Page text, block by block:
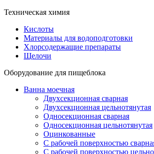
Техническая химия
Кислоты
Материалы для водоподготовки
Хлорсодержащие препараты
Щелочи
Оборудование для пищеблока
Ванна моечная
Двухсекционная сварная
Двухсекционная цельнотянутая
Односекционная сварная
Односекционная цельнотянутая
Оцинкованные
С рабочей поверхностью
С рабочей поверхностью